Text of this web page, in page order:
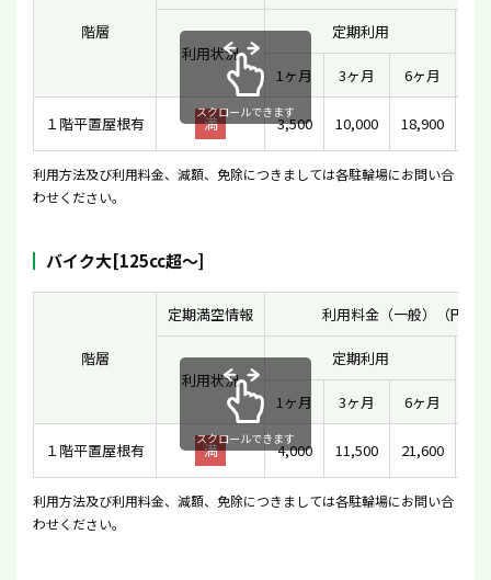
階層
利用状況
定期利用
1ヶ月
3ヶ月 6ヶ月
１階平置屋根有 満 3,500 10,000 18,900
スクロールできます
利用方法及び利用料金、減額、免除につきましては各駐輪場にお問い合
わせください。
バイク大[125cc超〜]
階層
定期満空情報 利用料金（一般）（円）
利用状況
定期利用
1ヶ月
3ヶ月 6ヶ月
１階平置屋根有 満 4,000 11,500 21,600
スクロールできます
利用方法及び利用料金、減額、免除につきましては各駐輪場にお問い合
わせください。